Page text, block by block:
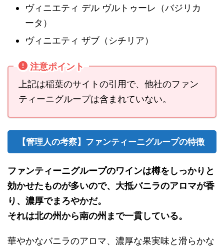
ヴィニエティ デル ヴルトゥーレ（バジリカ
ータ）
ヴィニエティ ザブ（シチリア）
注意ポイント
上記は稲葉のサイトの引用で、他社のファン
ティーニグループは含まれていない。
【管理人の考察】ファンティーニグループの特徴
ファンティーニグループのワインは樽をしっかりと
効かせたものが多いので、大抵バニラのアロマが香
り、濃厚でまろやかだ。
それは北の州から南の州まで一貫している。
華やかなバニラのアロマ、濃厚な果実味と滑らかな